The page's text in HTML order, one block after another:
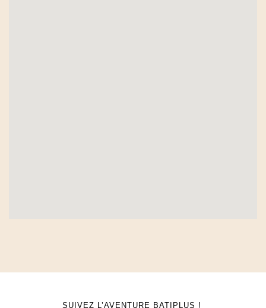
SUIVEZ L’AVENTURE BATIPLUS !